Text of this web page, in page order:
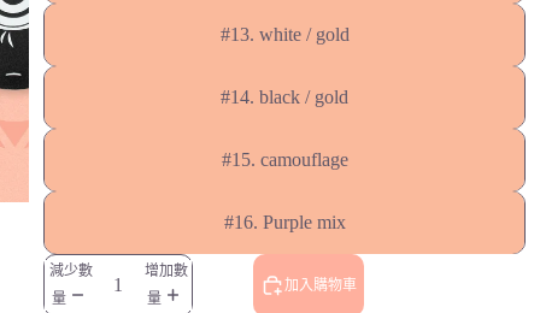
#13. white / gold
#14. black / gold
#15. camouflage
#16. Purple mix
減少數
量
增加數
量
加入購物車